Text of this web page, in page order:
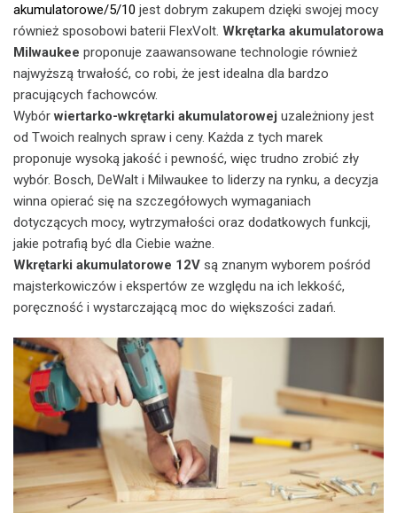
akumulatorowe/5/10 jest dobrym zakupem dzięki swojej mocy
również sposobowi baterii FlexVolt. Wkrętarka akumulatorowa
Milwaukee proponuje zaawansowane technologie również
najwyższą trwałość, co robi, że jest idealna dla bardzo
pracujących fachowców.
Wybórwiertarko-wkrętarki akumulatorowej uzależniony jest
od Twoich realnych spraw i ceny. Każda z tych marek
proponuje wysoką jakość i pewność, więc trudno zrobić zły
wybór. Bosch, DeWalt i Milwaukee to liderzy na rynku, a decyzja
winna opierać się na szczegółowych wymaganiach
dotyczących mocy, wytrzymałości oraz dodatkowych funkcji,
jakie potrafią być dla Ciebie ważne.
Wkrętarki akumulatorowe 12V są znanym wyborem pośród
majsterkowiczów i ekspertów ze względu na ich lekkość,
poręczność i wystarczającą moc do większości zadań.